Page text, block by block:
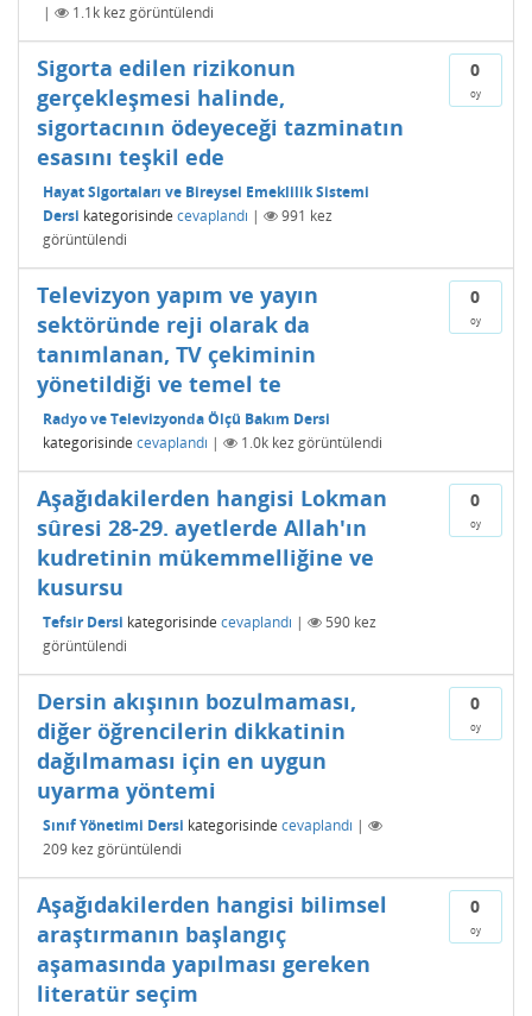
|
1.1k kez görüntülendi
0
oy
Sigorta edilen rizikonun
gerçekleşmesi halinde,
sigortacının ödeyeceği tazminatın
esasını teşkil ede
Hayat Sigortaları ve Bireysel Emeklilik Sistemi
Dersi kategorisinde cevaplandı | 991 kez
görüntülendi
0
oy
Televizyon yapım ve yayın
sektöründe reji olarak da
tanımlanan, TV çekiminin
yönetildiği ve temel te
Radyo ve Televizyonda Ölçü Bakım Dersi
kategorisinde cevaplandı | 1.0k kez görüntülendi
0
oy
Aşağıdakilerden hangisi Lokman
sûresi 28-29. ayetlerde Allah'ın
kudretinin mükemmelliğine ve
kusursu
Tefsir Dersi kategorisinde cevaplandı | 590 kez
görüntülendi
0
oy
Dersin akışının bozulmaması,
diğer öğrencilerin dikkatinin
dağılmaması için en uygun
uyarma yöntemi
Sınıf Yönetimi Dersi kategorisinde cevaplandı |
209 kez görüntülendi
0
oy
Aşağıdakilerden hangisi bilimsel
araştırmanın başlangıç
aşamasında yapılması gereken
literatür seçim